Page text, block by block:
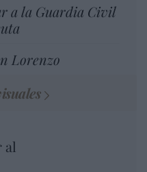
a la Guardia Civil
Lorenzo
al